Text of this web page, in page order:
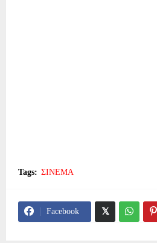
Tags: ΣΙΝΕΜΑ
Facebook